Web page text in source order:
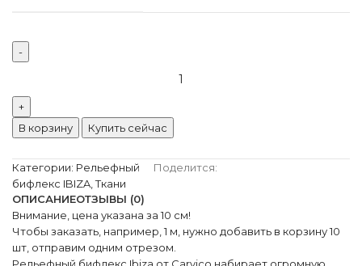
В корзину Купить сейчас
Категории: Рельефный
бифлекс IBIZA Ткани
Поделится:
ОПИСАНИЕОТЗЫВЫ (0)
Внимание, цена указана за 10 см!
Чтобы заказать, например, 1 м, нужно добавить в корзину 10
шт, отправим одним отрезом.
Рельефный бифлекс Ibiza от Carvico набирает огромную